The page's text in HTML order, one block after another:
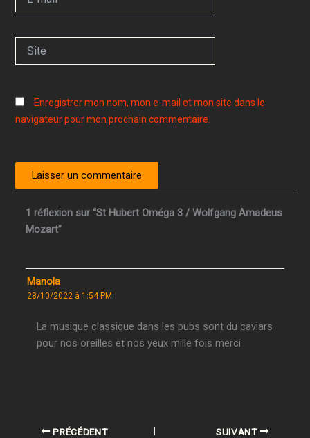
mail*
Enregistrer mon nom, mon e-mail et mon site dans le
navigateur pour mon prochain commentaire.
1 réflexion sur “St Hubert Oméga 3 / Wolfgang Amadeus
Mozart”
Manola
28/10/2022 à 1:54 PM
La musique classique dans les pubs sont du caviars
pour nos oreilles et nos yeux mille fois merci
PRÉCÉDENT SUIVANT